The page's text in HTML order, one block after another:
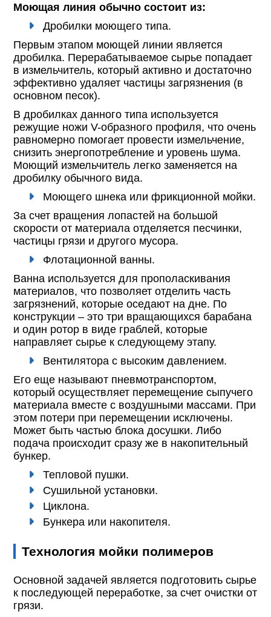
Моющая линия обычно состоит из:
Дробилки моющего типа.
Первым этапом моющей линии является
дробилка. Перерабатываемое сырье попадает
в измельчитель, который активно и достаточно
эффективно удаляет частицы загрязнения (в
основном песок).
В дробилках данного типа используется
режущие ножи V-образного профиля, что очень
равномерно помогает провести измельчение,
снизить энергопотребление и уровень шума.
Моющий измельчитель легко заменяется на
дробилку обычного вида.
Моющего шнека или фрикционной мойки.
За счет вращения лопастей на большой
скорости от материала отделяется песчинки,
частицы грязи и другого мусора.
Флотационной ванны.
Ванна используется для прополаскивания
материалов, что позволяет отделить часть
загрязнений, которые оседают на дне. По
конструкции – это три вращающихся барабана
и один ротор в виде граблей, которые
направляет сырье к следующему этапу.
Вентилятора с высоким давлением.
Его еще называют пневмотранспортом,
который осуществляет перемещение сыпучего
материала вместе с воздушными массами. При
этом потери при перемещении исключены.
Может быть частью блока досушки. Либо
подача происходит сразу же в накопительный
бункер.
Тепловой пушки.
Сушильной установки.
Циклона.
Бункера или накопителя.
Технология мойки полимеров
Основной задачей является подготовить сырье
к последующей переработке, за счет очистки от
грязи.